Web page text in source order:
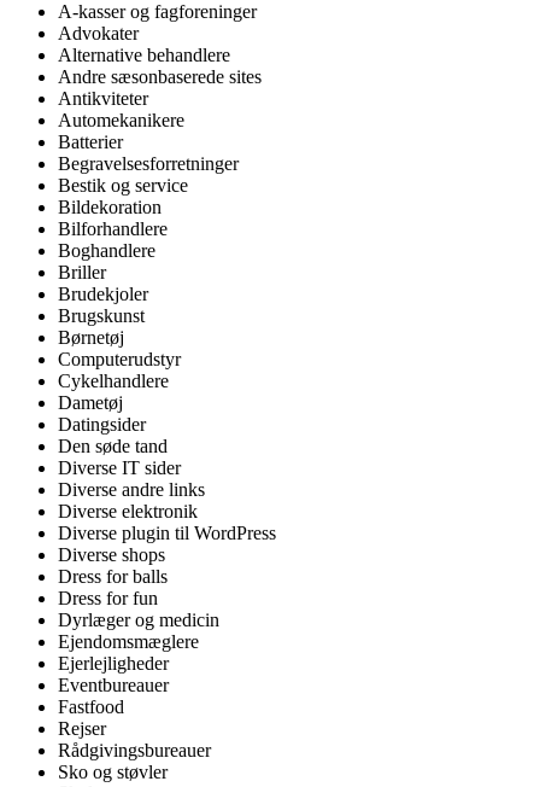
A-kasser og fagforeninger
Advokater
Alternative behandlere
Andre sæsonbaserede sites
Antikviteter
Automekanikere
Batterier
Begravelsesforretninger
Bestik og service
Bildekoration
Bilforhandlere
Boghandlere
Briller
Brudekjoler
Brugskunst
Børnetøj
Computerudstyr
Cykelhandlere
Dametøj
Datingsider
Den søde tand
Diverse IT sider
Diverse andre links
Diverse elektronik
Diverse plugin til WordPress
Diverse shops
Dress for balls
Dress for fun
Dyrlæger og medicin
Ejendomsmæglere
Ejerlejligheder
Eventbureauer
Fastfood
Rejser
Rådgivingsbureauer
Sko og støvler